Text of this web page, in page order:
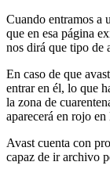
Cuando entramos a
que en esa página
nos dirá que tipo de
En caso de que
entrar en él, lo que
la zona de
aparecerá en rojo
Avast cuenta con
capaz de ir archivo